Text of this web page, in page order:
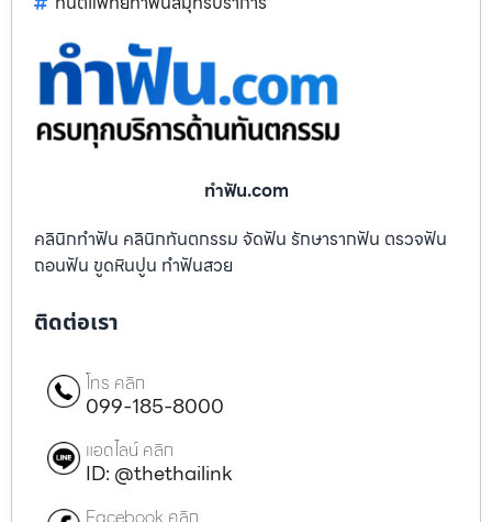
ทําฟัน.com
คลินิกทำฟัน คลินิกทันตกรรม จัดฟัน รักษารากฟัน ตรวจฟัน
ถอนฟัน ขูดหินปูน ทำฟันสวย
ติดต่อเรา
โทร คลิก
099-185-8000
แอดไลน์ คลิก
ID: @thethailink